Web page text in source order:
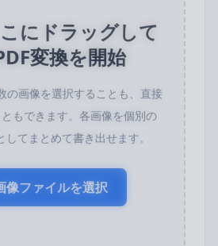
にドラッグして
変換を開始
の画像を選択することも、直接
ともできます。各画像を個別の
してまとめて書き出せます。
像ファイルを選択